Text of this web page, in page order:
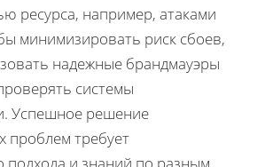
ресурса, например, атаками
минимизировать риск сбоев,
надежные брандмауэры
системы
Успешное решение
проблем требует
подхода и знаний по разным